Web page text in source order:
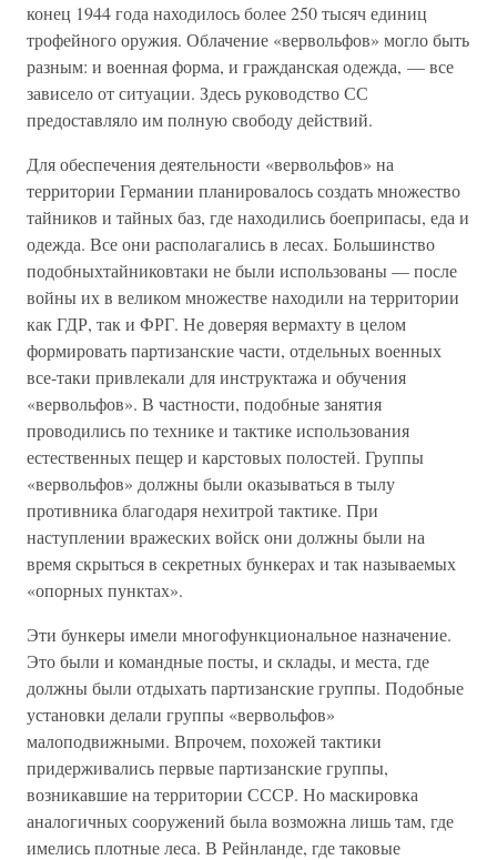
конец 1944 года находилось более 250 тысяч единиц
трофейного оружия. Облачение «вервольфов» могло быть
разным: и военная форма, и гражданская одежда, — все
зависело от ситуации. Здесь руководство СС
предоставляло им полную свободу действий.
Для обеспечения деятельности «вервольфов» на
территории Германии планировалось создать множество
тайников и тайных баз, где находились боеприпасы, еда и
одежда. Все они располагались в лесах. Большинство
подобныхтайниковтаки не были использованы — после
войны их в великом множестве находили на территории
как ГДР, так и ФРГ. Не доверяя вермахту в целом
формировать партизанские части, отдельных военных
все-таки привлекали для инструктажа и обучения
«вервольфов». В частности, подобные занятия
проводились по технике и тактике использования
естественных пещер и карстовых полостей. Группы
«вервольфов» должны были оказываться в тылу
противника благодаря нехитрой тактике. При
наступлении вражеских войск они должны были на
время скрыться в секретных бункерах и так называемых
«опорных пунктах».
Эти бункеры имели многофункциональное назначение.
Это были и командные посты, и склады, и места, где
должны были отдыхать партизанские группы. Подобные
установки делали группы «вервольфов»
малоподвижными. Впрочем, похожей тактики
придерживались первые партизанские группы,
возникавшие на территории СССР. Но маскировка
аналогичных сооружений была возможна лишь там, где
имелись плотные леса. В Рейнланде, где таковые